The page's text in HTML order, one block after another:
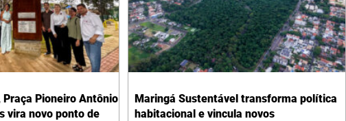
Pioneiro Antônio
vira novo ponto de
Maringá Sustentável transforma política
habitacional e vincula novos